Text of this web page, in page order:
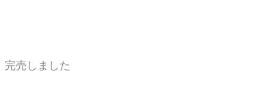
完売しました